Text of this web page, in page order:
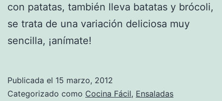
con patatas, también lleva batatas y brócoli,
se trata de una variación deliciosa muy
sencilla, ¡anímate!
Publicada el 15 marzo, 2012
Categorizado como Cocina Fácil, Ensaladas